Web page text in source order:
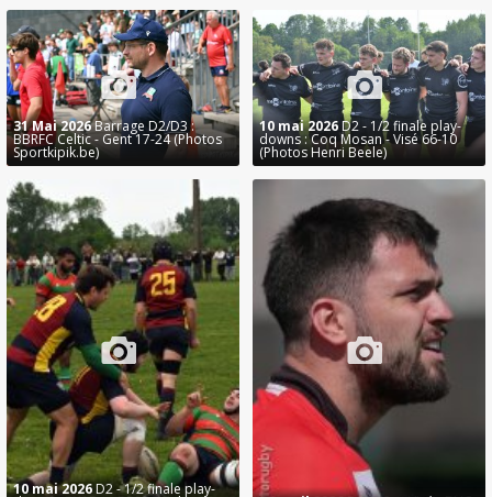
31 Mai 2026Barrage D2/D3 :
BBRFC Celtic - Gent 17-24 (Photos
Sportkipik.be)
10 mai 2026 D2 - 1/2 finale play-
downs : Coq Mosan - Visé 66-10
(Photos Henri Beele)
10 mai 2026D2 - 1/2 finale play-